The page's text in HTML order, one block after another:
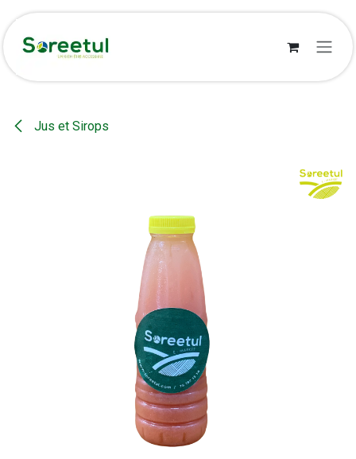
Se rendre au contenu
Jus et Sirops